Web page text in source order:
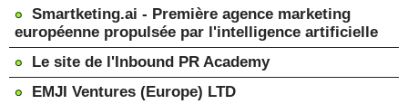
Smartketing.ai - Première agence marketing
européenne propulsée par l'intelligence artificielle
Le site de l'Inbound PR Academy
EMJI Ventures (Europe) LTD